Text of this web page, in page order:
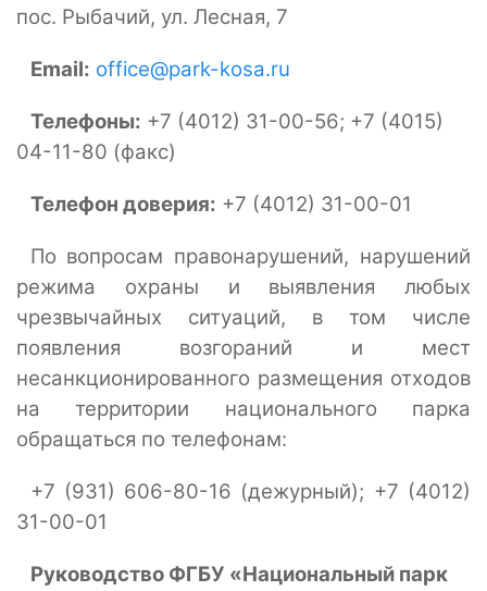
пос. Рыбачий, ул. Лесная, 7
Email: office@park-kosa.ru
Телефоны: +7 (4012) 31-00-56; +7 (4015)
04-11-80 (факс)
Телефон доверия: +7 (4012) 31-00-01
По вопросам правонарушений, нарушений
режима охраны и выявления любых
чрезвычайных ситуаций, в том числе
появления возгораний и мест
несанкционированного размещения отходов
на территории национального парка
обращаться по телефонам:
+7 (931) 606-80-16 (дежурный); +7 (4012)
31-00-01
Руководство ФГБУ «Национальный парк